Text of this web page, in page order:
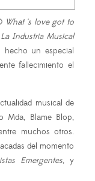
What 's love got to
La Industria Musical
hecho un especial
fallecimiento el
musical de
Mda, Blame Blop,
muchos otros.
del momento
Emergentes, y